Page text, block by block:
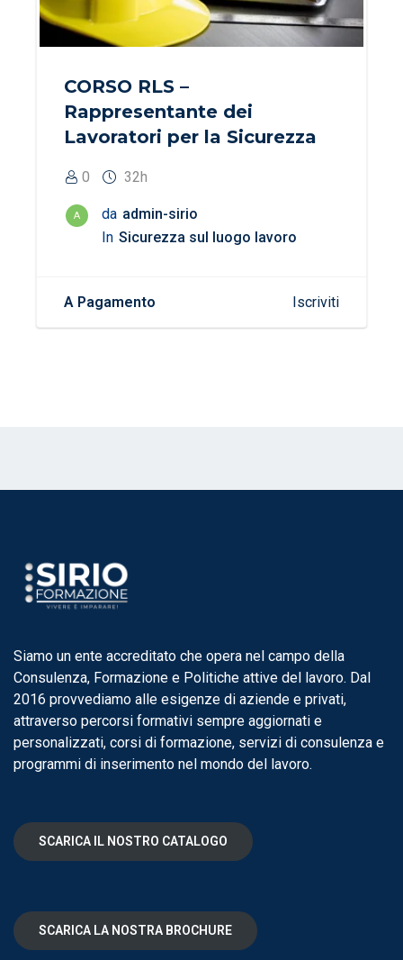
CORSO RLS –
Rappresentante dei
Lavoratori per la Sicurezza
0 32h
A da admin-sirio
In Sicurezza sul luogo lavoro
A Pagamento Iscriviti
Siamo un ente accreditato che opera nel campo della
Consulenza, Formazione e Politiche attive del lavoro. Dal
2016 provvediamo alle esigenze di aziende e privati,
attraverso percorsi formativi sempre aggiornati e
personalizzati, corsi di formazione, servizi di consulenza e
programmi di inserimento nel mondo del lavoro.
SCARICA IL NOSTRO CATALOGO
SCARICA LA NOSTRA BROCHURE